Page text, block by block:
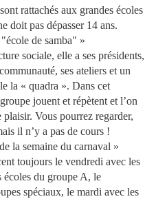
rattachés aux grandes écoles
doit pas dépasser 14 ans.
de samba" »
sociale, elle a ses présidents,
ses ateliers et un
la « quadra ». Dans cet
jouent et répètent et l’on
Vous pourrez regarder,
il n’y a pas de cours !
de la semaine du carnaval »
toujours le vendredi avec les
écoles du groupe A, le
spéciaux, le mardi avec les